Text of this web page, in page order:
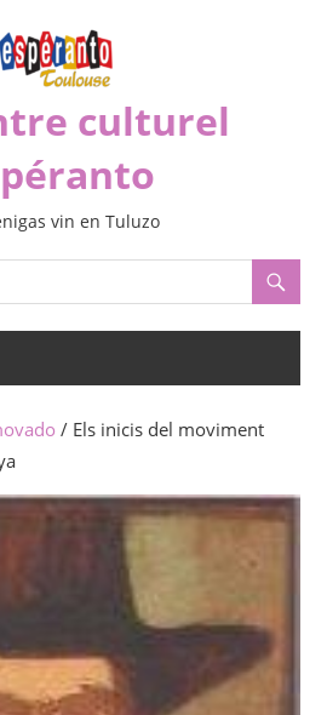
culturel
vin en Tuluzo
/ Els inicis del moviment